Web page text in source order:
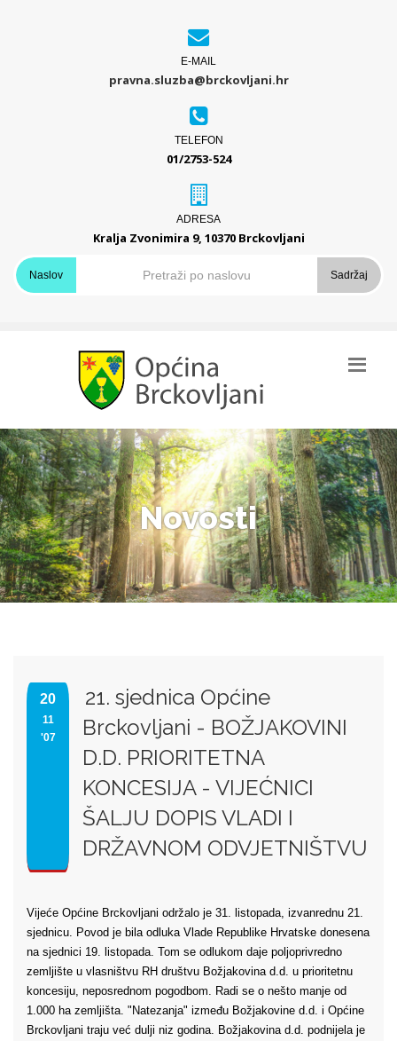
E-MAIL
pravna.sluzba@brckovljani.hr
TELEFON
01/2753-524
ADRESA
Kralja Zvonimira 9, 10370 Brckovljani
Naslov Sadržaj
Novosti
20
11
'07
21. sjednica Općine
Brckovljani - BOŽJAKOVINI
D.D. PRIORITETNA
KONCESIJA - VIJEĆNICI
ŠALJU DOPIS VLADI I
DRŽAVNOM ODVJETNIŠTVU
Vijeće Općine Brckovljani održalo je 31. listopada, izvanrednu 21.
sjednicu. Povod je bila odluka Vlade Republike Hrvatske donesena
na sjednici 19. listopada. Tom se odlukom daje poljoprivredno
zemljište u vlasništvu RH društvu Božjakovina d.d. u prioritetnu
koncesiju, neposrednom pogodbom. Radi se o nešto manje od
1.000 ha zemljišta. "Natezanja" između Božjakovine d.d. i Općine
Brckovljani traju već dulji niz godina. Božjakovina d.d. podnijela je